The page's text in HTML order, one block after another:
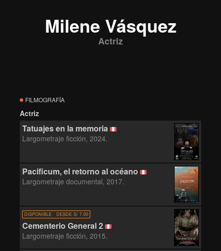
Milene Vásquez
Actriz
FILMOGRAFÍA
Actriz
Tatuajes en la memoria
Largometraje ficción, 2024.
Pacificum, el retorno al océano
Largometraje documental, 2017.
DISPONIBLE · DESDE S/ 7.00
Cementerio General 2
Largometraje ficción, 2015.